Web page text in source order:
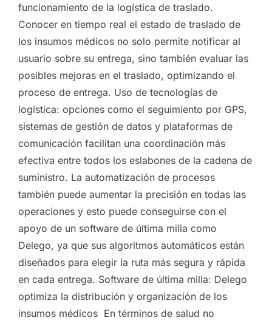
funcionamiento de la logística de traslado.
Conocer en tiempo real el estado de traslado de
los insumos médicos no solo permite notificar al
usuario sobre su entrega, sino también evaluar las
posibles mejoras en el traslado, optimizando el
proceso de entrega. Uso de tecnologías de
logística: opciones como el seguimiento por GPS,
sistemas de gestión de datos y plataformas de
comunicación facilitan una coordinación más
efectiva entre todos los eslabones de la cadena de
suministro. La automatización de procesos
también puede aumentar la precisión en todas las
operaciones y esto puede conseguirse con el
apoyo de un software de última milla como
Delego, ya que sus algoritmos automáticos están
diseñados para elegir la ruta más segura y rápida
en cada entrega. Software de última milla: Delego
optimiza la distribución y organización de los
insumos médicos En términos de salud no